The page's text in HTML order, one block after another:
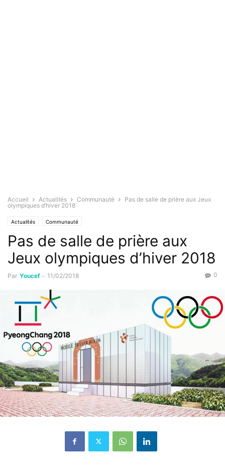
Accueil Actualités Communauté
Pas de salle de prière aux Jeux
olympiques d’hiver 2018
Actualités Communauté
Pas de salle de prière aux
Jeux olympiques d’hiver 2018
Par Youcef - 11/02/2018 0